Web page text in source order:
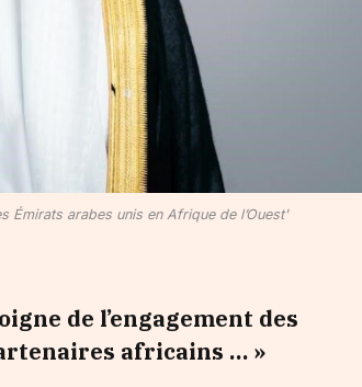
Émirats arabes unis en Afrique de l’Ouest'
de l’engagement des
africains … »